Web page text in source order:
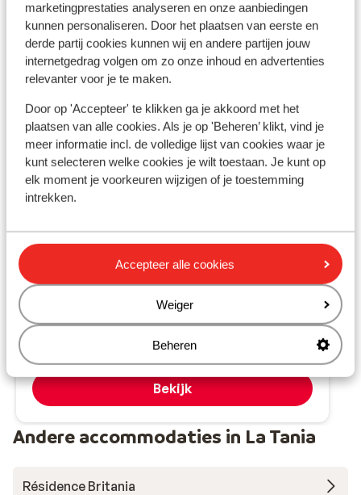
marketingprestaties analyseren en onze aanbiedingen
kunnen personaliseren. Door het plaatsen van eerste en
derde partij cookies kunnen wij en andere partijen jouw
internetgedrag volgen om zo onze inhoud en advertenties
relevanter voor je te maken.
Door op 'Accepteer' te klikken ga je akkoord met het
plaatsen van alle cookies. Als je op 'Beheren’ klikt, vind je
meer informatie incl. de volledige lijst van cookies waar je
kunt selecteren welke cookies je wilt toestaan. Je kunt op
elk moment je voorkeuren wijzigen of je toestemming
intrekken.
Accepteer alle cookies
Weiger
Beheren
Goed
Résidence Britania
La Vallée de Courchevel Frankrijk
Op slechts 50m van de lift
Comfortabele appartementen
Za 5 Dec. - Za 12 Dec.
Logies 2pers. € 738
Bekijk
Andere accommodaties in La Tania
Résidence Britania